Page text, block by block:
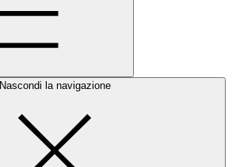
Nascondi la navigazione